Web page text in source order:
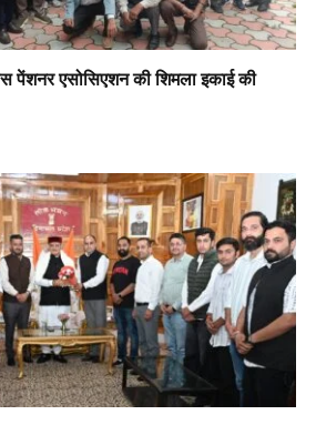
पेंशनर एसोसिएशन की शिमला इकाई की